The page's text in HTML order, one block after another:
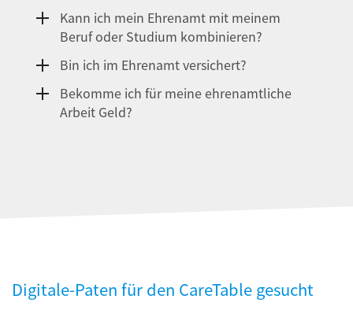
Kann ich mein Ehrenamt mit meinem
Beruf oder Studium kombinieren?
Bin ich im Ehrenamt versichert?
Bekomme ich für meine ehrenamtliche
Arbeit Geld?
Digitale-Paten für den CareTable gesucht